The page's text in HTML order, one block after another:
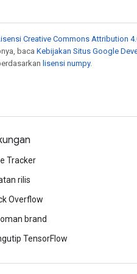
Creative Commons Attribution
baca Kebijakan Situs Google
lisensi numpy.
Tracker
rilis
Overflow
brand
TensorFlow